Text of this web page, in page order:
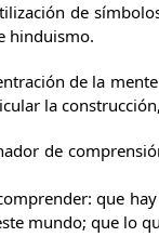
de
hinduismo.
de la
la
de
que
mundo; que lo